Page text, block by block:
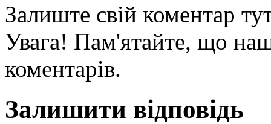
Залиште свій коментар
Увага! Пам'ятайте, що
коментарів.
Залишити відповідь